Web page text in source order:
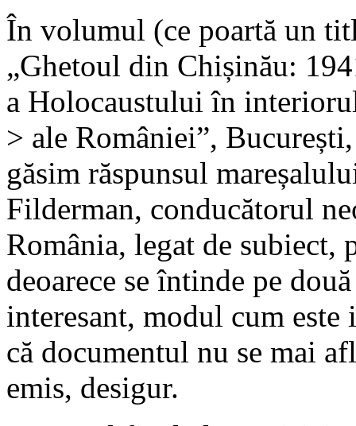
În volumul (ce poartă un
„Ghetoul din Chișinău:
a Holocaustului în
> ale României”,
găsim răspunsul
Filderman, conducătorul
România, legat de subiect,
deoarece se întinde pe
interesant, modul cum
că documentul nu se mai
emis, desigur.